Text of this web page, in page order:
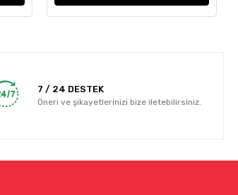
7 / 24 DESTEK
Öneri ve şikayetlerinizi bize iletebilirsiniz.